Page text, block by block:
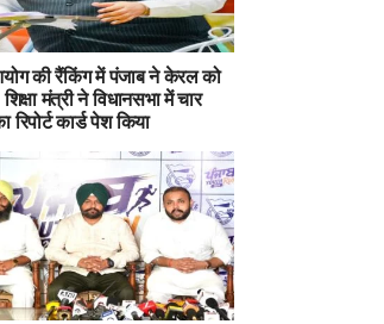
की रैंकिंग में पंजाब ने केरल को
मंत्री ने विधानसभा में चार
रिपोर्ट कार्ड पेश किया